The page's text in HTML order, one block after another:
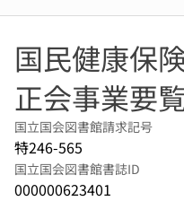
国民健康保
正会事業要
国立国会図書館請求記号
特246-565
国立国会図書館書誌ID
000000623401